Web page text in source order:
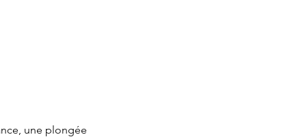
une plongée